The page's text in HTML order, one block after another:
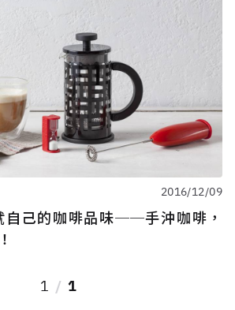
2016/12/09
自己的咖啡品味──手沖咖啡，
1 1